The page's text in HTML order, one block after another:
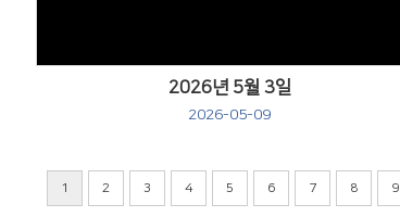
2026년 5월 3일
2026-05-09
1 2 3 4 5 6 7 8 9